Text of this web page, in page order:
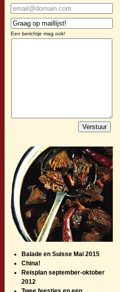
Een berichtje mag ook!
Balade en Suisse Mai 2015
China!
Reisplan september-oktober
2012